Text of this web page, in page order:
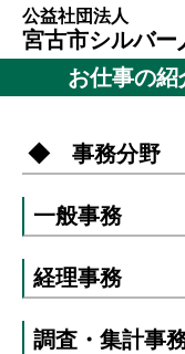
公益社団法人
宮古市シルバー
お仕事の紹
◆ 事務分野
一般事務
経理事務
調査・集計事